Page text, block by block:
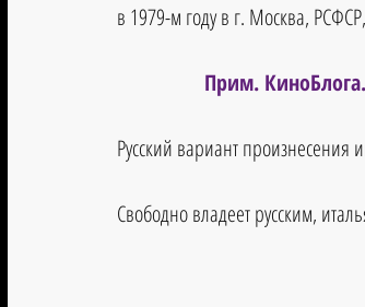
в 1979-м году в г. Москва,
Прим. КиноБлога.
Русский вариант
Свободно владеет русским,